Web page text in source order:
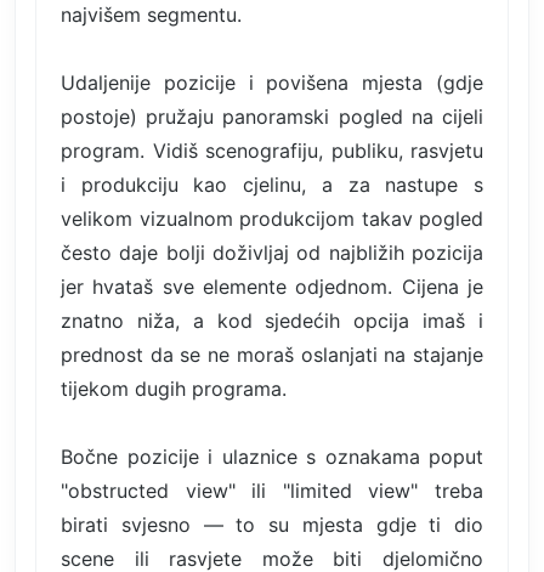
najvišem segmentu.
Udaljenije pozicije i povišena mjesta (gdje
postoje) pružaju panoramski pogled na cijeli
program. Vidiš scenografiju, publiku, rasvjetu
i produkciju kao cjelinu, a za nastupe s
velikom vizualnom produkcijom takav pogled
često daje bolji doživljaj od najbližih pozicija
jer hvataš sve elemente odjednom. Cijena je
znatno niža, a kod sjedećih opcija imaš i
prednost da se ne moraš oslanjati na stajanje
tijekom dugih programa.
Bočne pozicije i ulaznice s oznakama poput
"obstructed view" ili "limited view" treba
birati svjesno — to su mjesta gdje ti dio
scene ili rasvjete može biti djelomično